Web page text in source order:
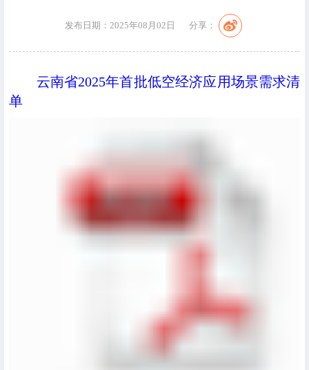
发布日期：2025年08月02日 分享：
云南省2025年首批低空经济应用场景需求清
单